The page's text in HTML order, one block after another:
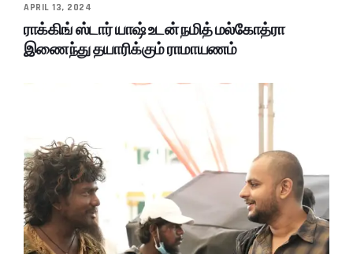
APRIL 13, 2024
ராக்கிங் ஸ்டார் யாஷ் உடன் நமித் மல்கோத்ரா
இணைந்து தயாரிக்கும் ராமாயணம்